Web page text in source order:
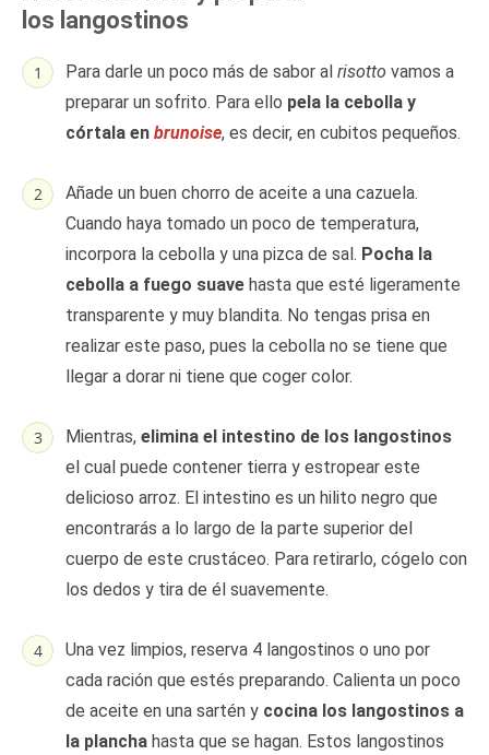
los langostinos
Para darle un poco más de sabor al risotto vamos a
preparar un sofrito. Para ello pela la cebolla y
córtala en brunoise, es decir, en cubitos pequeños.
Añade un buen chorro de aceite a una cazuela.
Cuando haya tomado un poco de temperatura,
incorpora la cebolla y una pizca de sal. Pocha la
cebolla a fuego suave hasta que esté ligeramente
transparente y muy blandita. No tengas prisa en
realizar este paso, pues la cebolla no se tiene que
llegar a dorar ni tiene que coger color.
Mientras, elimina el intestino de los langostinos
el cual puede contener tierra y estropear este
delicioso arroz. El intestino es un hilito negro que
encontrarás a lo largo de la parte superior del
cuerpo de este crustáceo. Para retirarlo, cógelo con
los dedos y tira de él suavemente.
Una vez limpios, reserva 4 langostinos o uno por
cada ración que estés preparando. Calienta un poco
de aceite en una sartén y cocina los langostinos a
la plancha hasta que se hagan. Estos langostinos